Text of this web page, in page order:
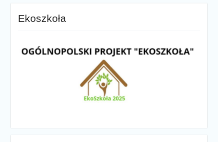
Ekoszkoła